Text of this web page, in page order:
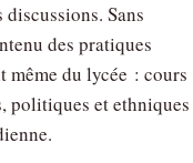
Sans
des pratiques
même du lycée : cours
politiques et ethniques